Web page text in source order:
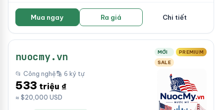
Mua ngay Ra giá Chi tiết
nuocmy.vn MỚI
PREMIUM
SALE
📂 Công nghệ🔡 6 ký tự
533 triệu ₫
≈ $20,000 USD